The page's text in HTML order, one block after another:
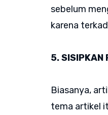
sebelum
karena
5. SISIPKAN
Biasanya,
tema artikel